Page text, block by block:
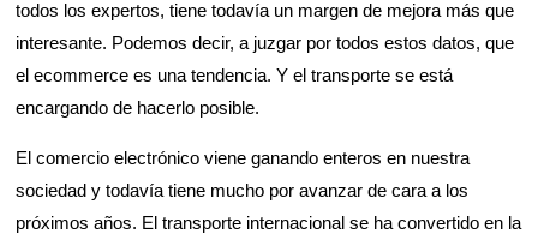
todos los expertos, tiene todavía un margen de mejora más que
interesante. Podemos decir, a juzgar por todos estos datos, que
el ecommerce es una tendencia. Y el transporte se está
encargando de hacerlo posible.
El comercio electrónico viene ganando enteros en nuestra
sociedad y todavía tiene mucho por avanzar de cara a los
próximos años. El transporte internacional se ha convertido en la